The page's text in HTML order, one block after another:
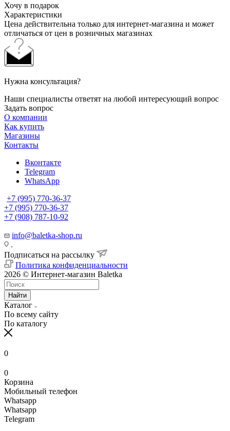
Хочу в подарок
Характеристики
Цена действительна только для интернет-магазина и может
отличаться от цен в розничных магазинах
Нужна консультация?
Наши специалисты ответят на любой интересующий вопрос
Задать вопрос
О компании
Как купить
Магазины
Контакты
Вконтакте
Telegram
WhatsApp
+7 (995) 770-36-37
+7 (995) 770-36-37
+7 (908) 787-10-92
info@baletka-shop.ru
.
Подписаться на рассылку
Политика конфиденциальности
2026 © Интернет-магазин Baletka
Найти
Каталог
По всему сайту
По каталогу
0
0
Корзина
Мобильный телефон
Whatsapp
Whatsapp
Telegram